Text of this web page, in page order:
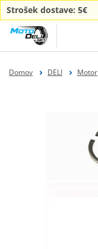
Strošek dostave: 5€
Domov DELI Motor